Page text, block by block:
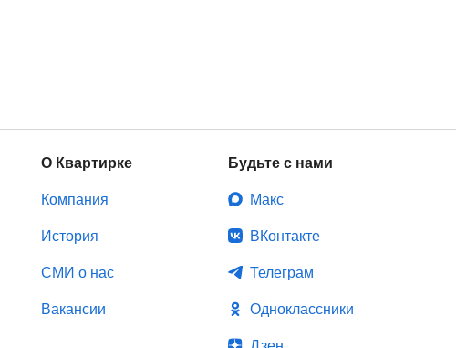
О Квартирке
Компания
История
СМИ о нас
Вакансии
Будьте с нами
Макс
ВКонтакте
Телеграм
Одноклассники